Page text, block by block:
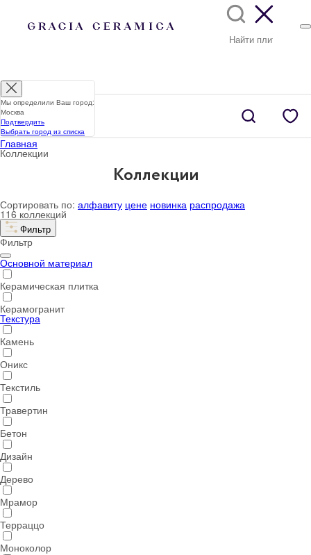
Главная
Коллекции
Коллекции
Сортировать по: алфавиту цене новинка распродажа
116 коллекций
Фильтр
Фильтр
Основной материал
Керамическая плитка
Керамогранит
Текстура
Камень
Оникс
Текстиль
Травертин
Бетон
Дизайн
Дерево
Мрамор
Терраццо
Моноколор
Мы определили Ваш город:
Москва
Подтвердить
Выбрать город из списка